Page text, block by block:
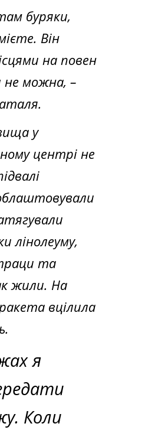
буряки,
Він
на повен
можна, –
у
центрі не
лінолеуму,
та
жили. На
вцілила
я
Коли